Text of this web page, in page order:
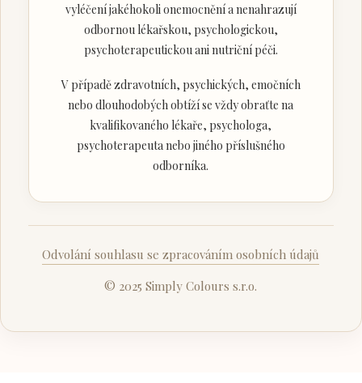
vyléčení jakéhokoli onemocnění a nenahrazují
odbornou lékařskou, psychologickou,
psychoterapeutickou ani nutriční péči.
V případě zdravotních, psychických, emočních
nebo dlouhodobých obtíží se vždy obraťte na
kvalifikovaného lékaře, psychologa,
psychoterapeuta nebo jiného příslušného
odborníka.
Odvolání souhlasu se zpracováním osobních údajů
© 2025 Simply Colours s.r.o.